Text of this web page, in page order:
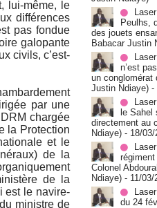
lui-même, le
différences
pas fondue
galopante
civils, c’est-
par une
chargée
la Protection
et le
de la
de la
est le navire-
ministre de
Peulhs,
des jouets
Babacar Justin
n’est
un conglomérat
Justin Ndiaye) -
le Sahel
directement au
Ndiaye) - 18/03/
Colonel
Ndiaye) - 11/03/
du 24